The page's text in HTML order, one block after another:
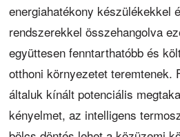
energiahatékony készülékekkel
rendszerekkel összehangolva
együttesen fenntarthatóbb és
otthoni környezetet teremtenek.
általuk kínált potenciális
kényelmet, az intelligens